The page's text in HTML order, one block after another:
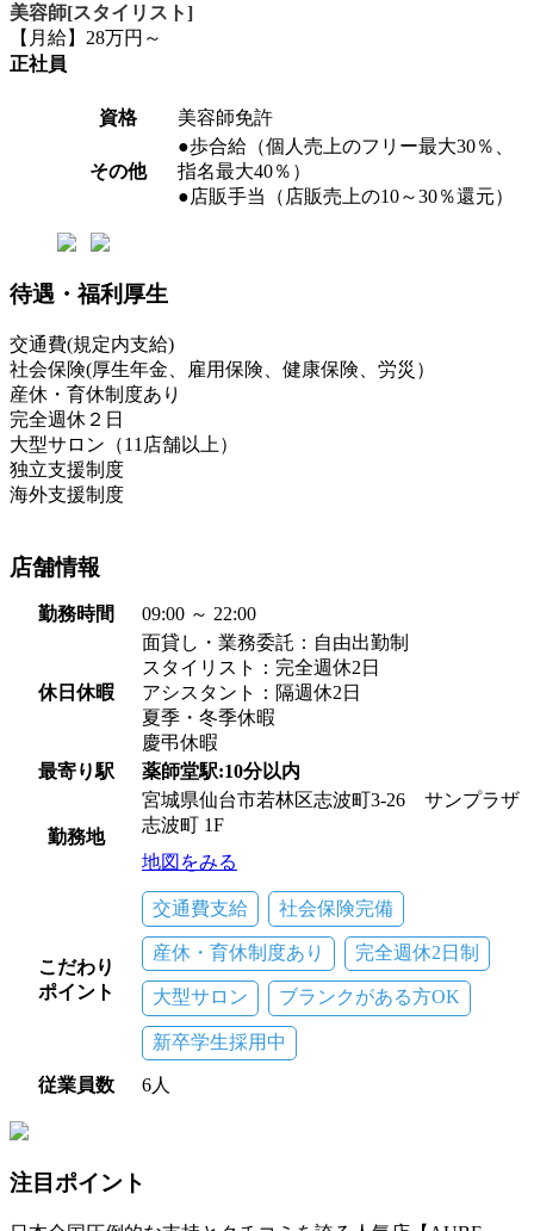
美容師[スタイリスト]
【月給】28万円～
正社員
資格 美容師免許
その他
●歩合給（個人売上のフリー最大30％、
指名最大40％）
●店販手当（店販売上の10～30％還元）
待遇・福利厚生
交通費(規定内支給)
社会保険(厚生年金、雇用保険、健康保険、労災）
産休・育休制度あり
完全週休２日
大型サロン（11店舗以上）
独立支援制度
海外支援制度
店舗情報
勤務時間 09:00 ～ 22:00
休日休暇
面貸し・業務委託：自由出勤制
スタイリスト：完全週休2日
アシスタント：隔週休2日
夏季・冬季休暇
慶弔休暇
最寄り駅
薬師堂駅:10分以内
勤務地
宮城県仙台市若林区志波町3-26 サンプラザ
志波町 1F
地図をみる
こだわり
ポイント
交通費支給 社会保険完備
産休・育休制度あり 完全週休2日制
大型サロン ブランクがある方OK
新卒学生採用中
従業員数 6人
注目ポイント